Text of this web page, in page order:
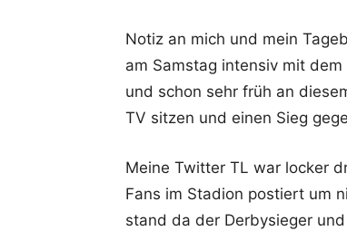
Notiz an mich und mein
am Samstag intensiv mit
und schon sehr früh an
TV sitzen und einen Sieg
Meine Twitter TL war locker
Fans im Stadion postiert um
stand da der Derbysieger